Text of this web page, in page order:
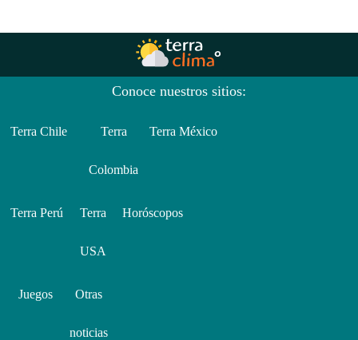
Conoce nuestros sitios:
Terra Chile Terra
Colombia
Terra México
Terra Perú Terra
USA
Horóscopos
Juegos Otras
noticias